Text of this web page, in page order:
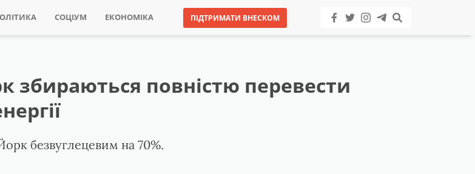
СОЦІУМ ЕКОНОМІКА ПІДТРИМАТИ ВНЕСКОМ
збираються повністю перевести
безвуглецевим на 70%.